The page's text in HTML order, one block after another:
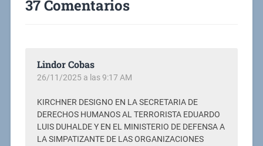
37 Comentarios
Lindor Cobas
26/11/2025 a las 9:17 AM
KIRCHNER DESIGNO EN LA SECRETARIA DE
DERECHOS HUMANOS AL TERRORISTA EDUARDO
LUIS DUHALDE Y EN EL MINISTERIO DE DEFENSA A
LA SIMPATIZANTE DE LAS ORGANIZACIONES